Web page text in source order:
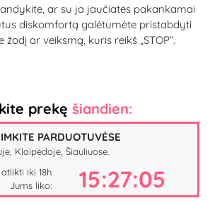
ar su ja jaučiatės pakankamai
diskomfortą galėtumėte pristabdyti
ar veiksmą, kuris reikš „STOP“.
prekę šiandien:
PARDUOTUVĖSE
Klaipėdoje, Šiauliuose.
iki 18h
Jums liko:
15:27:04